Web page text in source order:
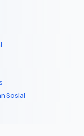
Sosial